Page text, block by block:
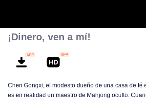
¡Dinero, ven a mí!
Chen Gongxi, el modesto dueño de una casa de té
es en realidad un maestro de Mahjong oculto.